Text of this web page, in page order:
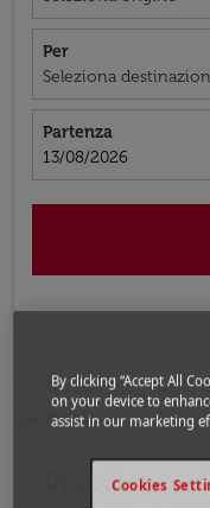
Per
Seleziona
Partenza
fc-booking-
13/08/2026
Home Voli
Lauderdale
Prossimo
Prova ad
By clicking “Accept All
on your device to
assist in our marketing
Cookies